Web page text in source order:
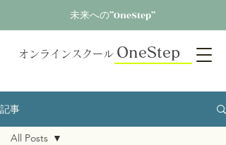
未来への”OneStep”
オンラインスクール OneStep
記事
All Posts